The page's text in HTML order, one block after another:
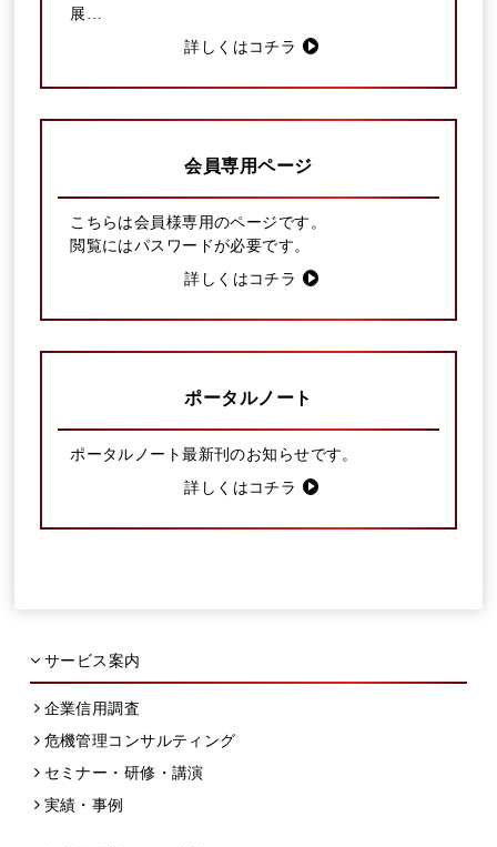
展…
詳しくはコチラ
会員専用ページ
こちらは会員様専用のページです。
閲覧にはパスワードが必要です。
詳しくはコチラ
ポータルノート
ポータルノート最新刊のお知らせです。
詳しくはコチラ
サービス案内
企業信用調査
危機管理コンサルティング
セミナー・研修・講演
実績・事例